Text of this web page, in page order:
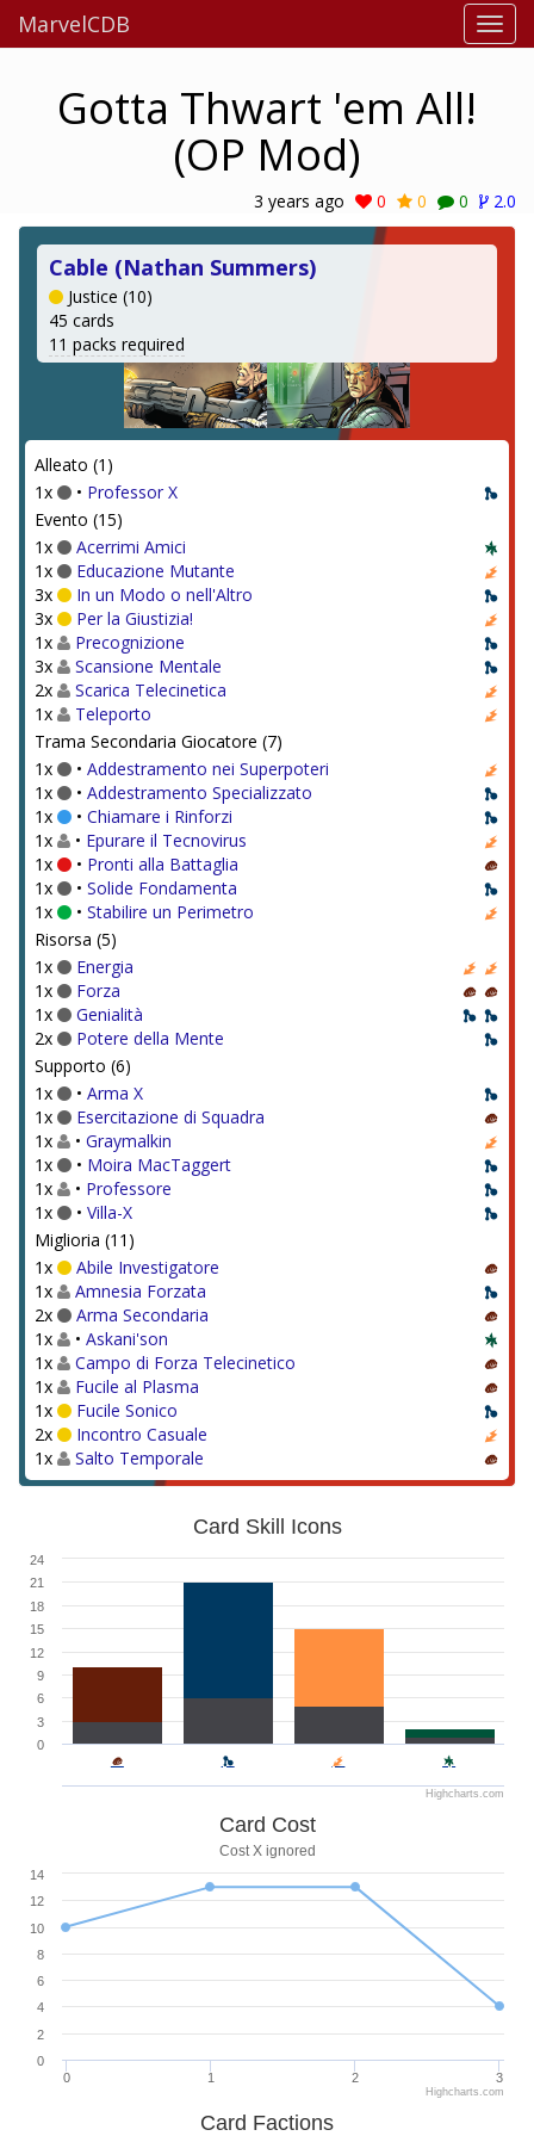
MarvelCDB
Gotta Thwart 'em All!
(OP Mod)
3 years ago 0 0 0 2.0
Cable (Nathan Summers)
Justice (10)
45 cards
11 packs required
Alleato (1)
1x
• Professor X
Evento (15)
1x
Acerrimi Amici
1x
Educazione Mutante
3x
In un Modo o nell'Altro
3x
Per la Giustizia!
1x
Precognizione
3x
Scansione Mentale
2x
Scarica Telecinetica
1x
Teleporto
Trama Secondaria Giocatore (7)
1x
• Addestramento nei Superpoteri
1x
• Addestramento Specializzato
1x
• Chiamare i Rinforzi
1x
• Epurare il Tecnovirus
1x
• Pronti alla Battaglia
1x
• Solide Fondamenta
1x
• Stabilire un Perimetro
Risorsa (5)
1x
Energia
1x
Forza
1x
Genialità
2x
Potere della Mente
Supporto (6)
1x
• Arma X
1x
Esercitazione di Squadra
1x
• Graymalkin
1x
• Moira MacTaggert
1x
• Professore
1x
• Villa-X
Miglioria (11)
1x
Abile Investigatore
1x
Amnesia Forzata
2x
Arma Secondaria
1x
• Askani'son
1x
Campo di Forza Telecinetico
1x
Fucile al Plasma
1x
Fucile Sonico
2x
Incontro Casuale
1x
Salto Temporale
Card Skill Icons
0
3
6
9
12
15
18
21
24
Highcharts.com
Card Cost
Cost X ignored
0 1 2 3
0
2
4
6
8
10
12
14
Highcharts.com
Card Factions